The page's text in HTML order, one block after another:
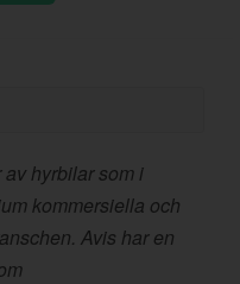
hyrbilar som i
kommersiella och
Avis har en